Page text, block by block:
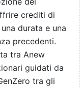
crediti di
durata e una
precedenti.
tra Anew
guidati da
tra gli